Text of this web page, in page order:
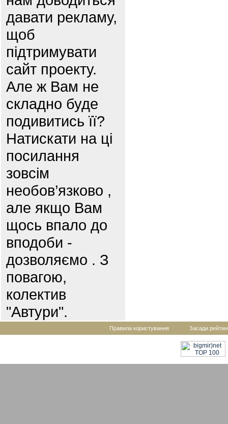
давати рекламу,
щоб
підтримувати
сайт проекту.
Але ж Вам не
складно буде
подивитись її?
Натискати на ці
посилання
зовсім
необов’язково ,
але якщо Вам
щось впало до
вподоби -
дозволяємо . З
повагою,
колектив
"Автури".
Правила користування Засади